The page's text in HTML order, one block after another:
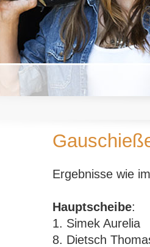
Ergebnisse wie
Hauptscheibe:
1. Simek
8. Dietsch